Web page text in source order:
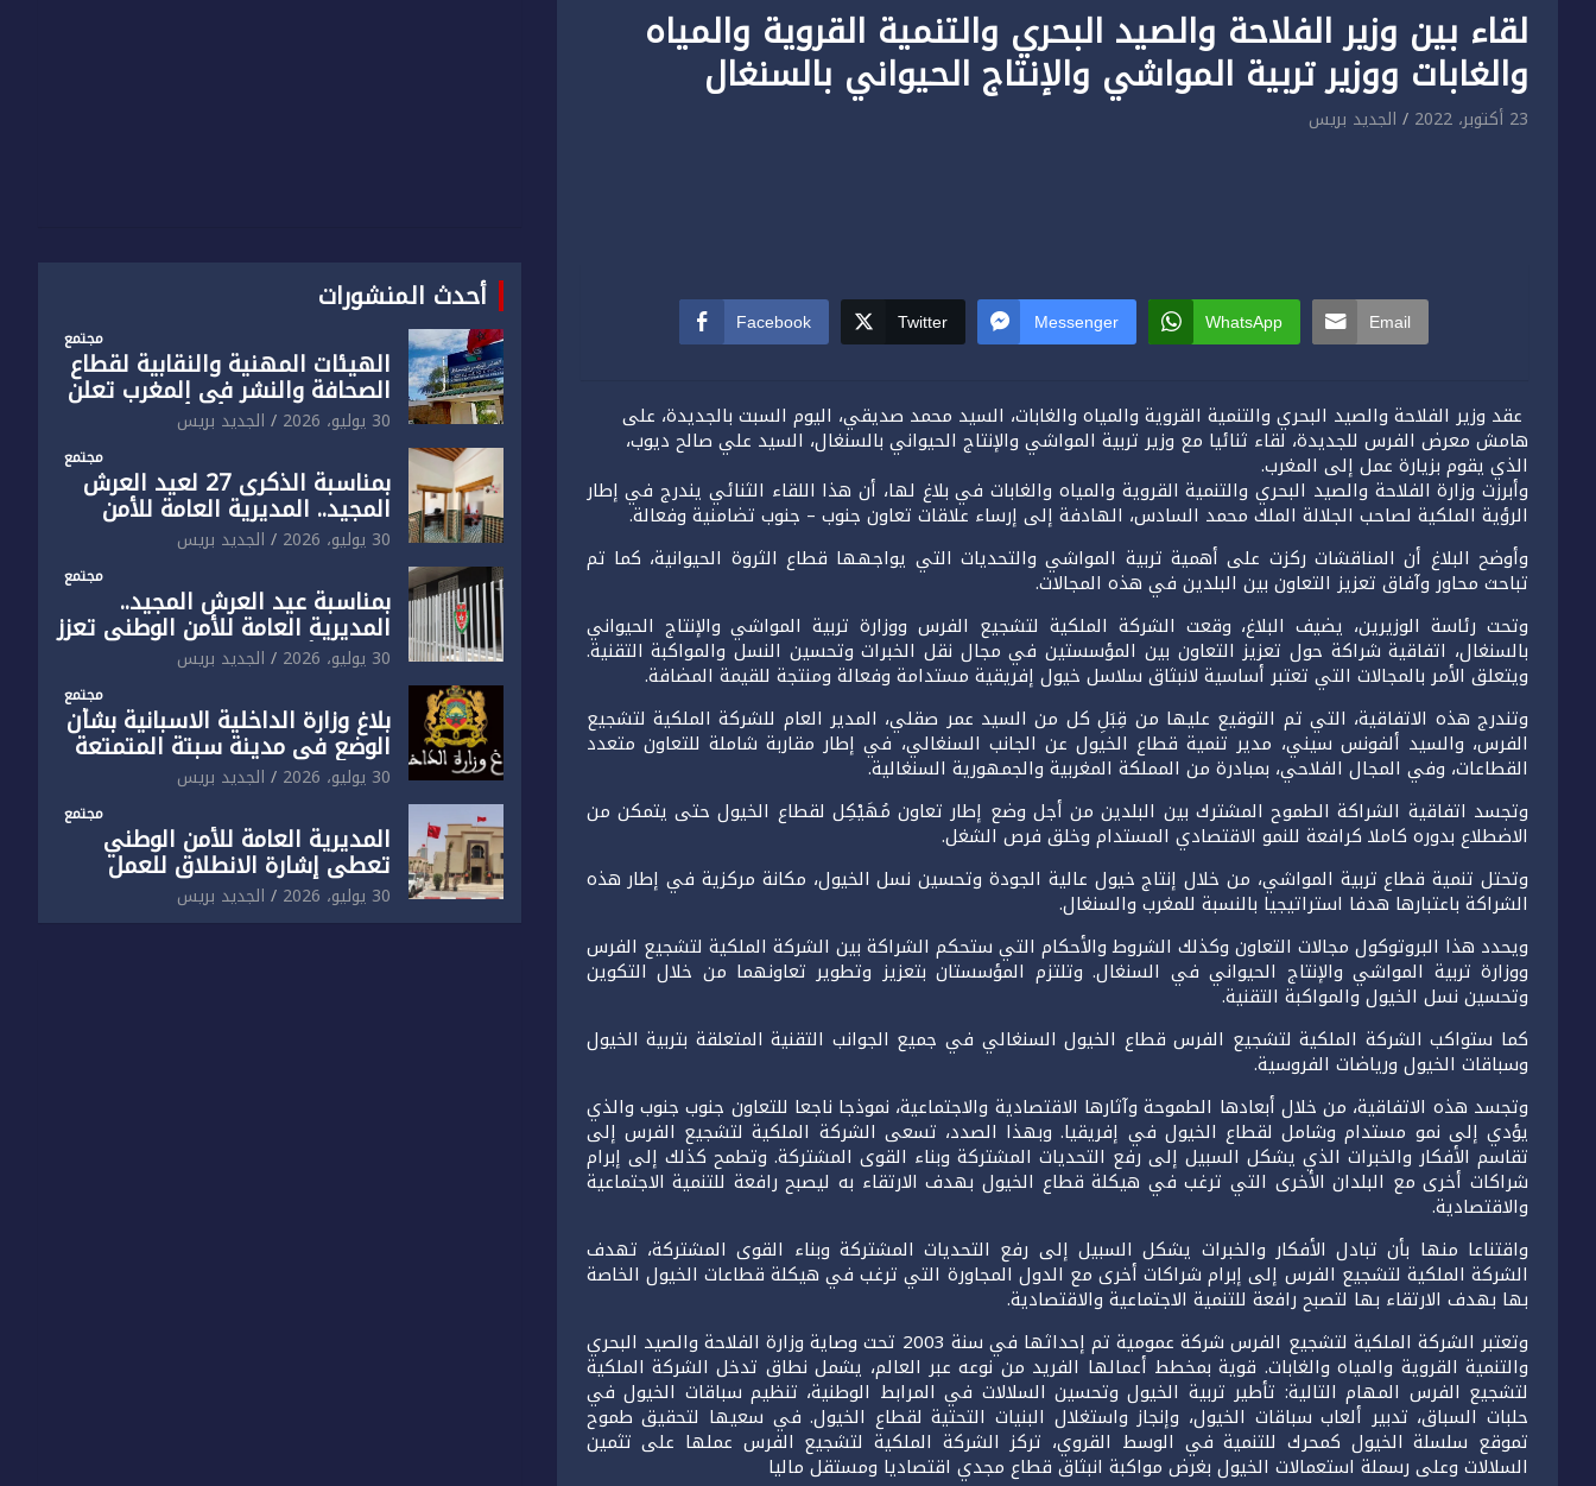
لقاء بين وزير الفلاحة والصيد البحري والتنمية القروية والمياه
والغابات ووزير تربية المواشي والإنتاج الحيواني بالسنغال
23 أكتوبر، 2022 الجديد بريس
Facebook Twitter Messenger WhatsApp Email
عقد وزير الفلاحة والصيد البحري والتنمية القروية والمياه والغابات، السيد محمد صديقي، اليوم السبت بالجديدة، على
هامش معرض الفرس للجديدة، لقاء ثنائيا مع وزير تربية المواشي والإنتاج الحيواني بالسنغال، السيد علي صالح ديوب،
الذي يقوم بزيارة عمل إلى المغرب.
وأبرزت وزارة الفلاحة والصيد البحري والتنمية القروية والمياه والغابات في بلاغ لها، أن هذا اللقاء الثنائي يندرج في إطار
الرؤية الملكية لصاحب الجلالة الملك محمد السادس، الهادفة إلى إرساء علاقات تعاون جنوب – جنوب تضامنية وفعالة.
وأوضح البلاغ أن المناقشات ركزت على أهمية تربية المواشي والتحديات التي يواجهها قطاع الثروة الحيوانية، كما تم
تباحث محاور وآفاق تعزيز التعاون بين البلدين في هذه المجالات.
وتحت رئاسة الوزيرين، يضيف البلاغ، وقعت الشركة الملكية لتشجيع الفرس ووزارة تربية المواشي والإنتاج الحيواني
بالسنغال، اتفاقية شراكة حول تعزيز التعاون بين المؤسستين في مجال نقل الخبرات وتحسين النسل والمواكبة التقنية.
ويتعلق الأمر بالمجالات التي تعتبر أساسية لانبثاق سلاسل خيول إفريقية مستدامة وفعالة ومنتجة للقيمة المضافة.
وتندرج هذه الاتفاقية، التي تم التوقيع عليها من قِبَلِ كل من السيد عمر صقلي، المدير العام للشركة الملكية لتشجيع
الفرس، والسيد ألفونس سيني، مدير تنمية قطاع الخيول عن الجانب السنغالي، في إطار مقاربة شاملة للتعاون متعدد
القطاعات، وفي المجال الفلاحي، بمبادرة من المملكة المغربية والجمهورية السنغالية.
وتجسد اتفاقية الشراكة الطموح المشترك بين البلدين من أجل وضع إطار تعاون مُهَيْكِل لقطاع الخيول حتى يتمكن من
الاضطلاع بدوره كاملا كرافعة للنمو الاقتصادي المستدام وخلق فرص الشغل.
وتحتل تنمية قطاع تربية المواشي، من خلال إنتاج خيول عالية الجودة وتحسين نسل الخيول، مكانة مركزية في إطار هذه
الشراكة باعتبارها هدفا استراتيجيا بالنسبة للمغرب والسنغال.
ويحدد هذا البروتوكول مجالات التعاون وكذلك الشروط والأحكام التي ستحكم الشراكة بين الشركة الملكية لتشجيع الفرس
ووزارة تربية المواشي والإنتاج الحيواني في السنغال. وتلتزم المؤسستان بتعزيز وتطوير تعاونهما من خلال التكوين
وتحسين نسل الخيول والمواكبة التقنية.
كما ستواكب الشركة الملكية لتشجيع الفرس قطاع الخيول السنغالي في جميع الجوانب التقنية المتعلقة بتربية الخيول
وسباقات الخيول ورياضات الفروسية.
وتجسد هذه الاتفاقية، من خلال أبعادها الطموحة وآثارها الاقتصادية والاجتماعية، نموذجا ناجعا للتعاون جنوب جنوب والذي
يؤدي إلى نمو مستدام وشامل لقطاع الخيول في إفريقيا. وبهذا الصدد، تسعى الشركة الملكية لتشجيع الفرس إلى
تقاسم الأفكار والخبرات الذي يشكل السبيل إلى رفع التحديات المشتركة وبناء القوى المشتركة. وتطمح كذلك إلى إبرام
شراكات أخرى مع البلدان الأخرى التي ترغب في هيكلة قطاع الخيول بهدف الارتقاء به ليصبح رافعة للتنمية الاجتماعية
والاقتصادية.
واقتناعا منها بأن تبادل الأفكار والخبرات يشكل السبيل إلى رفع التحديات المشتركة وبناء القوى المشتركة، تهدف
الشركة الملكية لتشجيع الفرس إلى إبرام شراكات أخرى مع الدول المجاورة التي ترغب في هيكلة قطاعات الخيول الخاصة
بها بهدف الارتقاء بها لتصبح رافعة للتنمية الاجتماعية والاقتصادية.
وتعتبر الشركة الملكية لتشجيع الفرس شركة عمومية تم إحداثها في سنة 2003 تحت وصاية وزارة الفلاحة والصيد البحري
والتنمية القروية والمياه والغابات. قوية بمخطط أعمالها الفريد من نوعه عبر العالم، يشمل نطاق تدخل الشركة الملكية
لتشجيع الفرس المهام التالية: تأطير تربية الخيول وتحسين السلالات في المرابط الوطنية، تنظيم سباقات الخيول في
حلبات السباق، تدبير ألعاب سباقات الخيول، وإنجاز واستغلال البنيات التحتية لقطاع الخيول. في سعيها لتحقيق طموح
تموقع سلسلة الخيول كمحرك للتنمية في الوسط القروي، تركز الشركة الملكية لتشجيع الفرس عملها على تثمين
السلالات وعلى رسملة استعمالات الخيول بغرض مواكبة انبثاق قطاع مجدي اقتصاديا ومستقل ماليا
أحدث المنشورات
مجتمع
الهيئات المهنية والنقابية لقطاع
الصحافة والنشر في المغرب تعلن
رفضها القاطع لـ”أي أجندة انتخابية
مُعدة على مقاس سياسي
ومصلحي ضيق”
30 يوليو، 2026 الجديد بريس
مجتمع
بمناسبة الذكرى 27 لعيد العرش
المجيد.. المديرية العامة للأمن
الوطني تفتتح المقر الجديد لفرقة
الشرطة السياحية بفاس
30 يوليو، 2026 الجديد بريس
مجتمع
بمناسبة عيد العرش المجيد..
المديرية العامة للأمن الوطني تعزز
البنية الأمنية بالناظور بإحداث
فرقتين جديدتين
30 يوليو، 2026 الجديد بريس
مجتمع
بلاغ وزارة الداخلية الاسبانية بشأن
الوضع في مدينة سبتة المتمتعة
بالحكم الذاتي
30 يوليو، 2026 الجديد بريس
مجتمع
المديرية العامة للأمن الوطني
تعطي إشارة الانطلاق للعمل
بالمقر الجديد للدائرة الثالثة
للشرطة بولاية أمن العيون
30 يوليو، 2026 الجديد بريس